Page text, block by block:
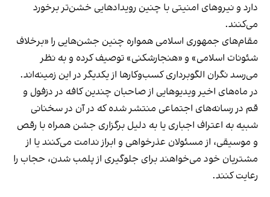
دارد و نیروهای امنیتی با چنین رویدادهایی خشن‌تر برخورد
می‌کنند.
مقام‌های جمهوری اسلامی همواره چنین جشن‌هایی را «برخلاف
شئونات اسلامی» و «هنجارشکنی» توصیف کرده و به نظر
می‌رسد نگران الگوبرداری کسب‌وکارها از یکدیگر در این زمینه‌اند.
در ماه‌های اخیر ویدیوهایی از صاحبان چندین کافه در دزفول و
قم در رسانه‌های اجتماعی منتشر شده که در آن در سخنانی
شبیه به اعتراف اجباری یا به دلیل برگزاری جشن همراه با رقص
و موسیقی، از مسئولان عذرخواهی و ابراز ندامت می‌کنند یا از
مشتریان خود می‌خواهند برای جلوگیری از پلمب شدن، حجاب را
رعایت کنند.